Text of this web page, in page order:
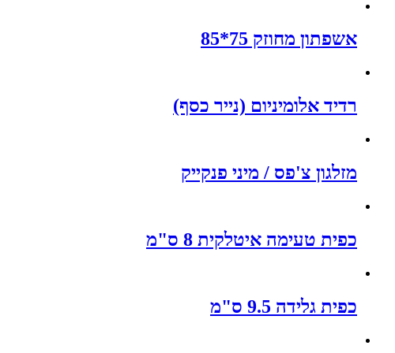
אשפתון מחוזק 75*85
רדיד אלומיניום (נייר כסף)
מזלגון צ'פס / מיני פנקייק
כפית טעימה איטלקית 8 ס"מ
כפית גלידה 9.5 ס"מ